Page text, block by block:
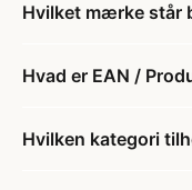
Hvilket mærke står
Hvad er EAN /
Hvilken kategori